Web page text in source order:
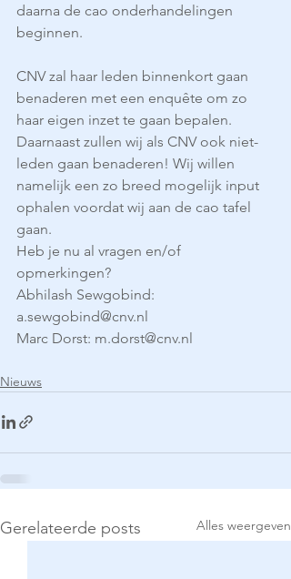
daarna de cao onderhandelingen
beginnen.
CNV zal haar leden binnenkort gaan
benaderen met een enquête om zo
haar eigen inzet te gaan bepalen.
Daarnaast zullen wij als CNV ook niet-
leden gaan benaderen! Wij willen
namelijk een zo breed mogelijk input
ophalen voordat wij aan de cao tafel
gaan.
Heb je nu al vragen en/of
opmerkingen?
Abhilash Sewgobind:
a.sewgobind@cnv.nl
Marc Dorst: m.dorst@cnv.nl
Nieuws
Gerelateerde posts Alles weergeven